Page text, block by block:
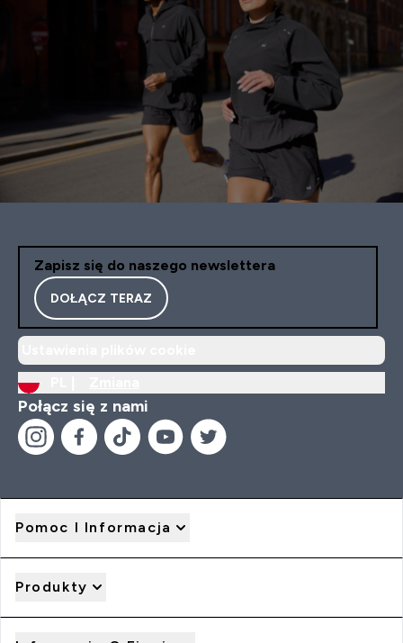
Zapisz się do naszego newslettera
DOŁĄCZ TERAZ
Połącz się z nami
Pomoc I Informacja
Produkty